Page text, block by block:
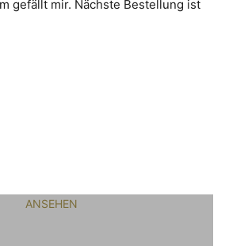
gefällt mir. Nächste Bestellung ist
ANSEHEN